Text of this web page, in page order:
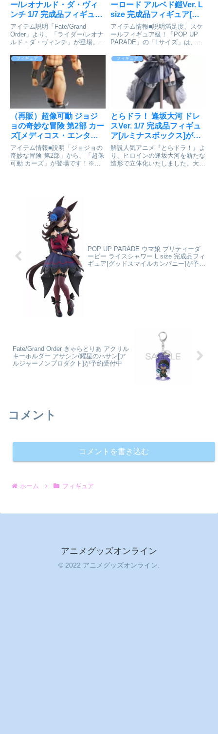
ー/レオナルド・ダ・ヴィ
ンチ 1/7 完成品フィギュア
が予約受付開始
アイテム説明「Fate/Grand
Order」より、「ライダー/レオナ
ルド・ダ・ヴィンチ」が登場。
ナルド・ダ・ヴィンチ©TYPE-
MOON / FGO PROJECTcolleize
ーロード アルベド鎧Ver. L
size 完成品フィギュア[グ
ッドスマイルカンパニー]
が予約受付中
アイテム情報■説明満足度、スケ
ールフィギュア級！「POP UP
PARADE」の「Lサイズ」は、フ
お送りするフィギュアシリーズで
す。専用台座付属■サイズ全高：
約240mm(台座含む)オーバーロー
ド_L size...
フィギュア
（再販）超像可動 ジョジ
ョの奇妙な冒険 第2部 カー
ズ[メディコス・エンタテ
インメント]が予約受付中
アイテム情報■説明「ジョジョの
奇妙な冒険 第2部」から、「超像
可動 カーズ」が登場です！※パ
ります。予めご了承下さい。ジョ
ジョの奇妙な冒険 第2部_超...
フィギュア
とらドラ！ 逢坂大河 ドレ
スVer. 1/7 完成品フィギュ
ア[ルミナスボックス]が予
約受付開始
解説人気アニメ『とらドラ！』よ
り、ヒロインの逢坂大河を新たな
造形で立体化いたしました。大河
POP UP PARADE ウマ娘 プリティーダ
ービー ライスシャワー L size 完成品フィ
ギュア[グッドスマイルカンパニー]が予約
Fate/Grand Order きゃらとりあ アクリル
キーホルダー アサシン/耀星のハサン[ア
ルジャーノンプロダクト]が予約受付中
コメント
コメントを書き込む
ホーム フィギュア
アニメグッズオンライン
© 2022 アニメグッズオンライン.